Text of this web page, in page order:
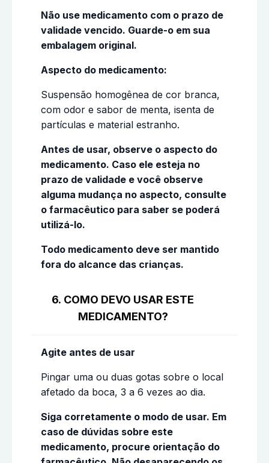
Não use medicamento com o prazo de
validade vencido. Guarde-o em sua
embalagem original.
Aspecto do medicamento:
Suspensão homogênea de cor branca,
com odor e sabor de menta, isenta de
partículas e material estranho.
Antes de usar, observe o aspecto do
medicamento. Caso ele esteja no
prazo de validade e você observe
alguma mudança no aspecto, consulte
o farmacêutico para saber se poderá
utilizá-lo.
Todo medicamento deve ser mantido
fora do alcance das crianças.
6. COMO DEVO USAR ESTE
MEDICAMENTO?
Agite antes de usar
Pingar uma ou duas gotas sobre o local
afetado da boca, 3 a 6 vezes ao dia.
Siga corretamente o modo de usar. Em
caso de dúvidas sobre este
medicamento, procure orientação do